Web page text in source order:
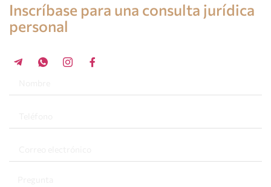
Inscríbase para una consulta jurídica
personal